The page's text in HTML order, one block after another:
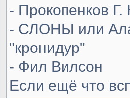
- Прокопенков Г.
- СЛОНЫ или
"кронидур"
- Фил Вилсон
Если ещё что